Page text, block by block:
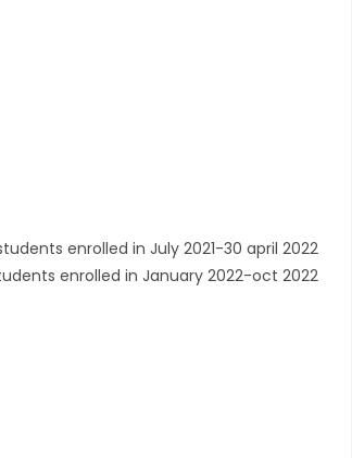
July 2021-30 april 2022
enrolled in January 2022-oct 2022